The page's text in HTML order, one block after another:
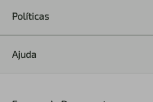
Políticas
Ajuda